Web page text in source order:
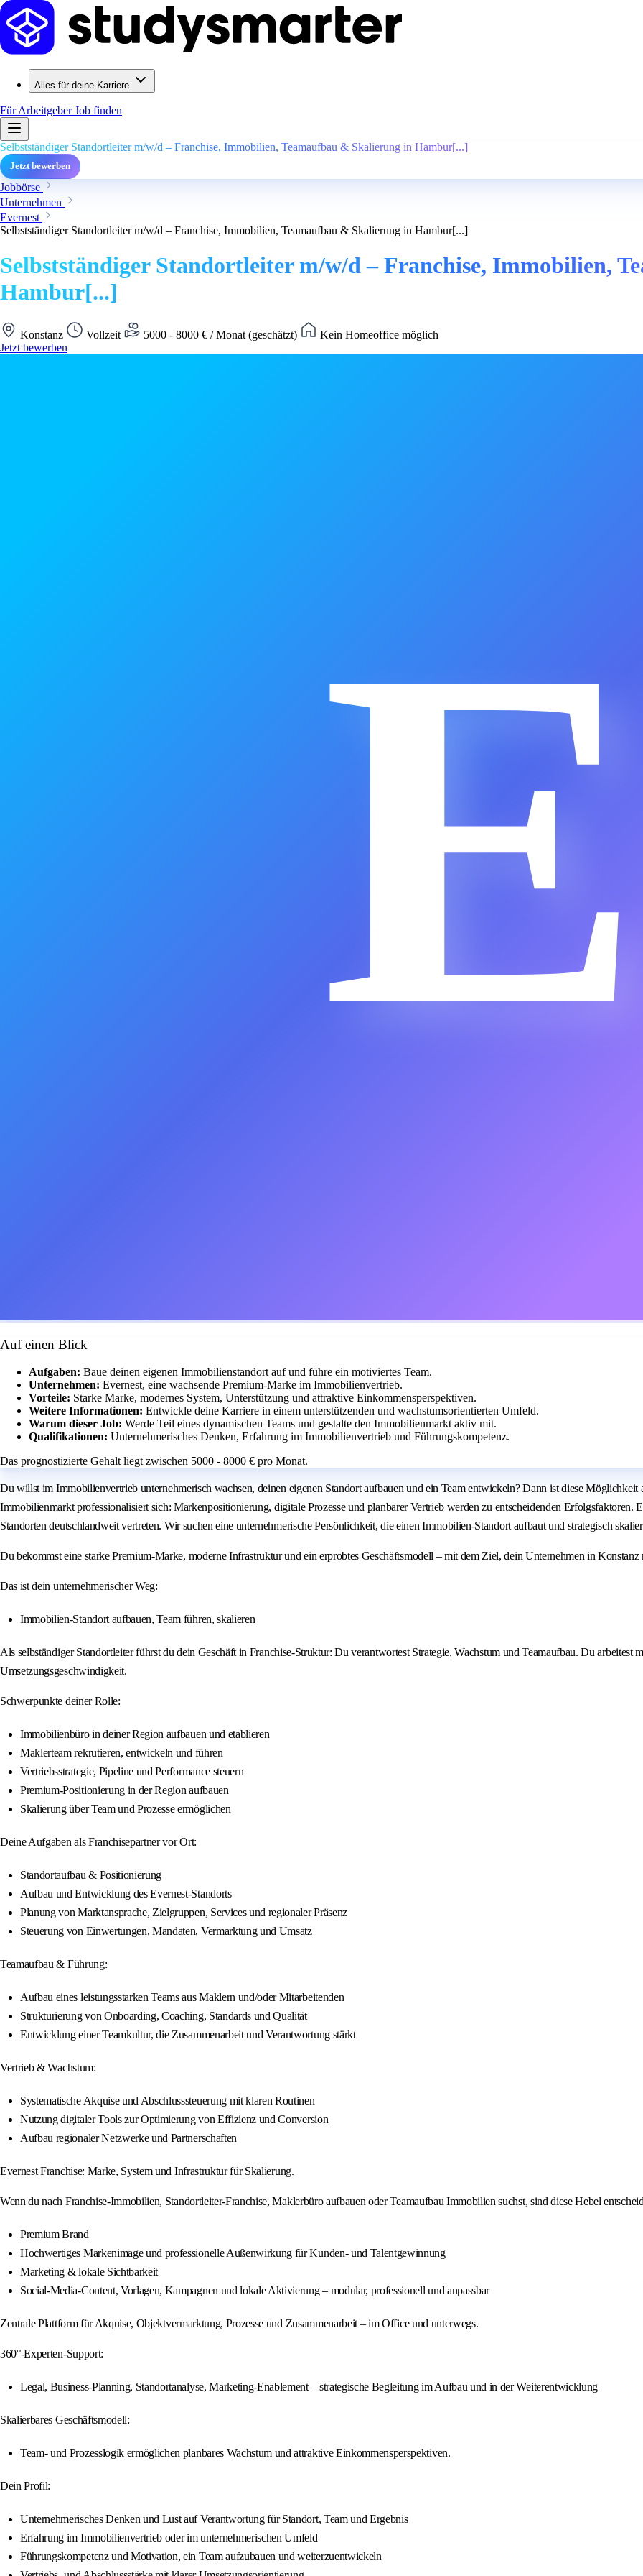
Alles für deine Karriere
Für ArbeitgeberJob finden
Selbstständiger Standortleiter m/w/d – Franchise, Immobilien, Teamaufbau & Skalierung in Hambur[...]
Jetzt bewerben
Jobbörse
Unternehmen
Evernest
Selbstständiger Standortleiter m/w/d – Franchise, Immobilien, Teamaufbau & Skalierung in Hambur[...]
Selbstständiger Standortleiter m/w/d – Franchise, Immobilien,
Hambur[...]
Konstanz Vollzeit 5000 - 8000 € / Monat (geschätzt)
Kein Homeoffice möglich
Jetzt bewerben
E
Auf einen Blick
Aufgaben: Baue deinen eigenen Immobilienstandort auf und führe ein motiviertes Team.
Unternehmen: Evernest, eine wachsende Premium-Marke im Immobilienvertrieb.
Vorteile: Starke Marke, modernes System, Unterstützung und attraktive Einkommensperspektiven.
Weitere Informationen: Entwickle deine Karriere in einem unterstützenden und wachstumsorientierten Umfeld.
Warum dieser Job: Werde Teil eines dynamischen Teams und gestalte den Immobilienmarkt aktiv mit.
Qualifikationen: Unternehmerisches Denken, Erfahrung im Immobilienvertrieb und Führungskompetenz.
Das prognostizierte Gehalt liegt zwischen 5000 - 8000 € pro Monat.
Du willst im Immobilienvertrieb unternehmerisch wachsen, deinen eigenen Standort aufbauen und ein Team entwickeln? Dann ist diese
Immobilienmarkt professionalisiert sich: Markenpositionierung, digitale Prozesse und planbarer Vertrieb werden zu entscheidenden Erfolgsfaktoren.
Standorten deutschlandweit vertreten. Wir suchen eine unternehmerische Persönlichkeit, die einen Immobilien-Standort aufbaut und strategisch
Du bekommst eine starke Premium-Marke, moderne Infrastruktur und ein erprobtes Geschäftsmodell – mit dem Ziel, dein Unternehmen in
Das ist dein unternehmerischer Weg:
Immobilien-Standort aufbauen, Team führen, skalieren
Als selbständiger Standortleiter führst du dein Geschäft in Franchise-Struktur: Du verantwortest Strategie, Wachstum und Teamaufbau. Du arbeitest
Umsetzungsgeschwindigkeit.
Schwerpunkte deiner Rolle:
Immobilienbüro in deiner Region aufbauen und etablieren
Maklerteam rekrutieren, entwickeln und führen
Vertriebsstrategie, Pipeline und Performance steuern
Premium-Positionierung in der Region aufbauen
Skalierung über Team und Prozesse ermöglichen
Deine Aufgaben als Franchisepartner vor Ort:
Standortaufbau & Positionierung
Aufbau und Entwicklung des Evernest-Standorts
Planung von Marktansprache, Zielgruppen, Services und regionaler Präsenz
Steuerung von Einwertungen, Mandaten, Vermarktung und Umsatz
Teamaufbau & Führung:
Aufbau eines leistungsstarken Teams aus Maklern und/oder Mitarbeitenden
Strukturierung von Onboarding, Coaching, Standards und Qualität
Entwicklung einer Teamkultur, die Zusammenarbeit und Verantwortung stärkt
Vertrieb & Wachstum:
Systematische Akquise und Abschlusssteuerung mit klaren Routinen
Nutzung digitaler Tools zur Optimierung von Effizienz und Conversion
Aufbau regionaler Netzwerke und Partnerschaften
Evernest Franchise: Marke, System und Infrastruktur für Skalierung.
Wenn du nach Franchise-Immobilien, Standortleiter-Franchise, Maklerbüro aufbauen oder Teamaufbau Immobilien suchst, sind diese Hebel
Premium Brand
Hochwertiges Markenimage und professionelle Außenwirkung für Kunden- und Talentgewinnung
Marketing & lokale Sichtbarkeit
Social-Media-Content, Vorlagen, Kampagnen und lokale Aktivierung – modular, professionell und anpassbar
Zentrale Plattform für Akquise, Objektvermarktung, Prozesse und Zusammenarbeit – im Office und unterwegs.
360°-Experten-Support:
Legal, Business-Planning, Standortanalyse, Marketing-Enablement – strategische Begleitung im Aufbau und in der Weiterentwicklung
Skalierbares Geschäftsmodell:
Team- und Prozesslogik ermöglichen planbares Wachstum und attraktive Einkommensperspektiven.
Dein Profil:
Unternehmerisches Denken und Lust auf Verantwortung für Standort, Team und Ergebnis
Erfahrung im Immobilienvertrieb oder im unternehmerischen Umfeld
Führungskompetenz und Motivation, ein Team aufzubauen und weiterzuentwickeln